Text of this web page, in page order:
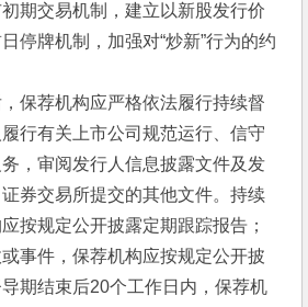
期交易机制，建立以新股发行价
停牌机制，加强对“炒新”行为的约
，保荐机构应严格依法履行持续督
行有关上市公司规范运行、信守
，审阅发行人信息披露文件及发
券交易所提交的其他文件。持续
按规定公开披露定期跟踪报告；
事件，保荐机构应按规定公开披
期结束后20个工作日内，保荐机